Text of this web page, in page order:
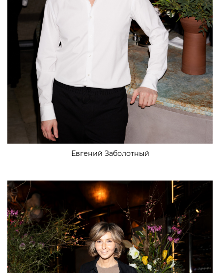
Евгений Заболотный